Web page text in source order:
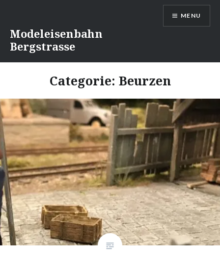
inhoud
springen
Modeleisenbahn
Bergstrasse
MENU
Categorie: Beurzen